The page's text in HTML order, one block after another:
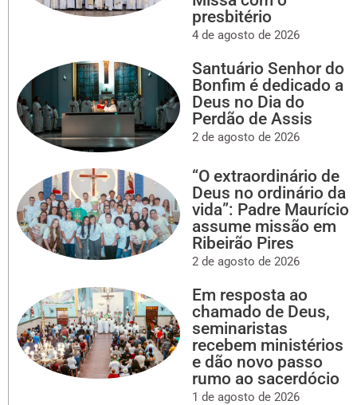
presbitério
4 de agosto de 2026
Santuário Senhor do
Bonfim é dedicado a
Deus no Dia do
Perdão de Assis
2 de agosto de 2026
“O extraordinário de
Deus no ordinário da
vida”: Padre Maurício
assume missão em
Ribeirão Pires
2 de agosto de 2026
Em resposta ao
chamado de Deus,
seminaristas
recebem ministérios
e dão novo passo
rumo ao sacerdócio
1 de agosto de 2026